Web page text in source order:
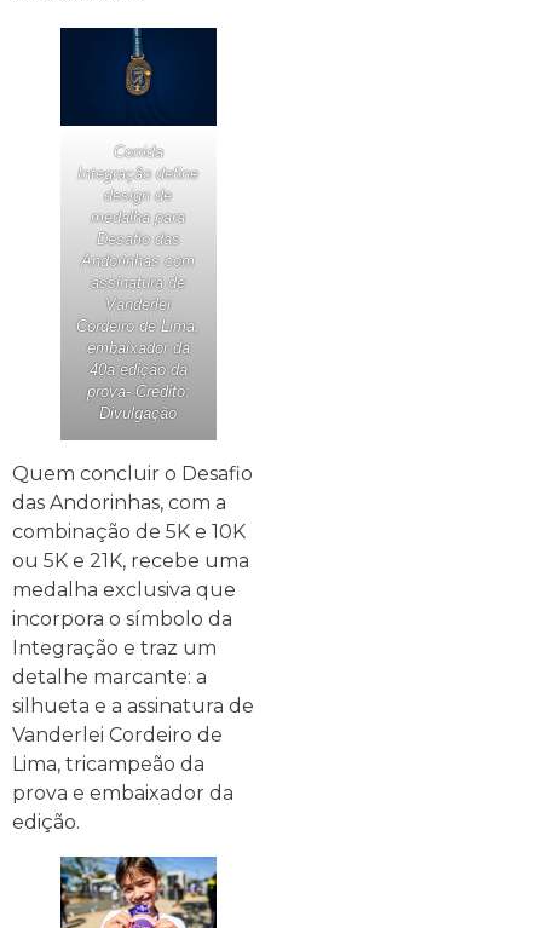
Corrida
Integração define
design de
medalha para
Desafio das
Andorinhas com
assinatura de
Vanderlei
Cordeiro de Lima,
embaixador da
40a edição da
prova- Crédito:
Divulgação
Quem concluir o Desafio
das Andorinhas, com a
combinação de 5K e 10K
ou 5K e 21K, recebe uma
medalha exclusiva que
incorpora o símbolo da
Integração e traz um
detalhe marcante: a
silhueta e a assinatura de
Vanderlei Cordeiro de
Lima, tricampeão da
prova e embaixador da
edição.